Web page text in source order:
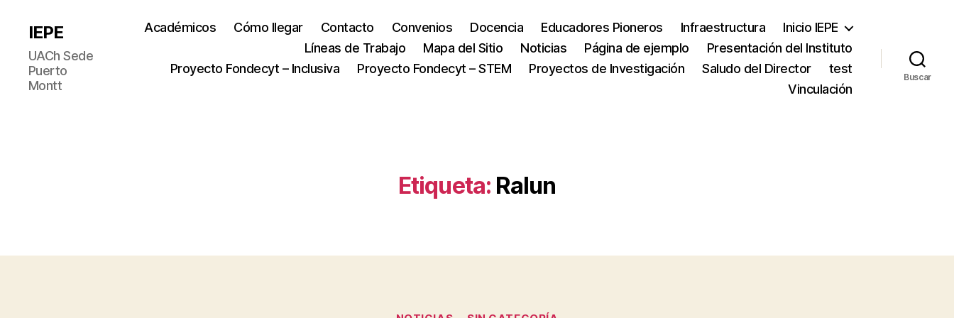
IEPE
UACh Sede
Puerto
Montt
Académicos Cómo llegar Contacto Convenios Docencia Educadores Pioneros Infraestructura
Inicio IEPE
Líneas de Trabajo
Mapa del Sitio Noticias Página de ejemplo
Presentación del Instituto
Proyecto Fondecyt – Inclusiva
Proyecto Fondecyt – STEM Proyectos de Investigación Saludo del Director
test
Vinculación
Buscar
Etiqueta: Ralun
Categorías